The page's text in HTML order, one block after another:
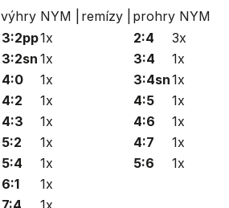
výhry NYM | remízy |
prohry NYM
3:2pp1x
3:2sn 1x
4:0
1x
4:2
1x
4:3
1x
5:2
1x
5:4
1x
6:1
1x
7:4
1x
2:4
3x
3:4
1x
3:4sn1x
4:5
1x
4:6
1x
4:7
1x
5:6
1x